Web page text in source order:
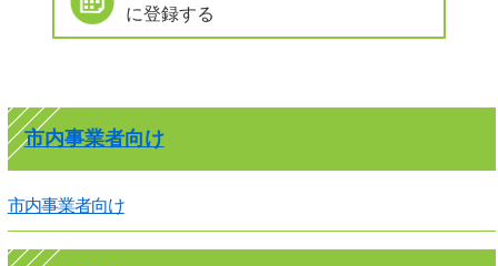
に登録する
市内事業者向け
市内事業者向け